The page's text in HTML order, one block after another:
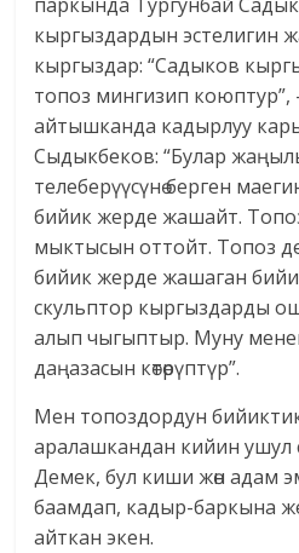
кыргыздардын эстелигин
кыргыздар: “Садыков
топоз мингизип коюптур”,
айтышканда кадырлуу
Сыдыкбеков: “Булар
телеберүүсүнө берген
бийик жерде жашайт. Топоз
мыктысын оттойт. Топоз
бийик жерде жашаган
скульптор кыргыздарды
алып чыгыптыр. Муну
даңазасын көтөрүптүр”.
Мен топоздордун
аралашкандан кийин ушул
Демек, бул киши жөн адам
баамдап, кадыр-баркына
айткан экен.